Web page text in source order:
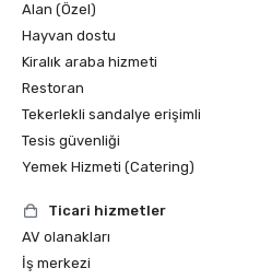
Alan (Özel)
Hayvan dostu
Kiralık araba hizmeti
Restoran
Tekerlekli sandalye erişimli
Tesis güvenliği
Yemek Hizmeti (Catering)
Ticari hizmetler
AV olanakları
İş merkezi